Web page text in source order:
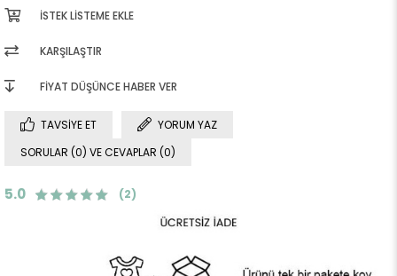
İSTEK LISTEME EKLE
KARŞILAŞTIR
FIYAT DÜŞÜNCE HABER VER
TAVSIYE ET
YORUM YAZ
SORULAR (0) VE CEVAPLAR (0)
5.0 (2)